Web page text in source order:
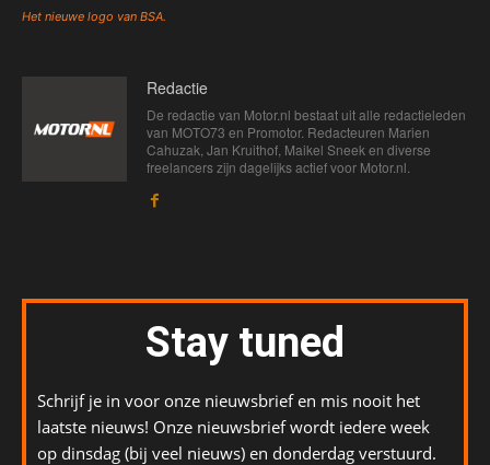
Het nieuwe logo van BSA.
Redactie
De redactie van Motor.nl bestaat uit alle redactieleden
van MOTO73 en Promotor. Redacteuren Marien
Cahuzak, Jan Kruithof, Maikel Sneek en diverse
freelancers zijn dagelijks actief voor Motor.nl.
Stay tuned
Schrijf je in voor onze nieuwsbrief en mis nooit het
laatste nieuws! Onze nieuwsbrief wordt iedere week
op dinsdag (bij veel nieuws) en donderdag verstuurd.